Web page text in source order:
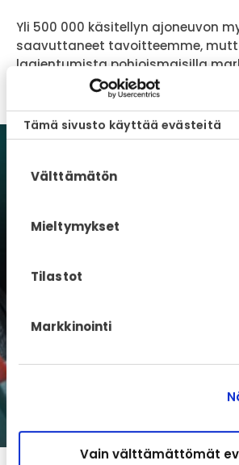
Tämä sivusto käyttää evästeitä
valinta
Välttämätön
Mieltymykset
Tilastot
Markkinointi
Vain välttämättömät
Yli 500 000 käsitellyn ajoneuvon
saavuttaneet tavoitteemme,
laajentumista pohjoismaisilla
laajemman ajoneuvoalan